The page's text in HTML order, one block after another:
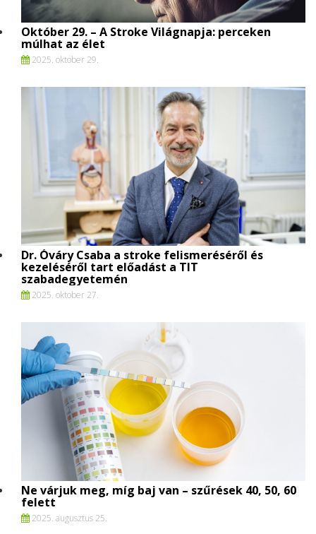
Október 29. – A Stroke Világnapja: perceken
múlhat az élet
2025. oktober 29.
Dr. Óváry Csaba a stroke felismeréséről és
kezeléséről tart előadást a TIT
szabadegyetemén
2025. oktober 27.
Ne várjuk meg, míg baj van – szűrések 40, 50, 60
felett
2025. augusztus 25.